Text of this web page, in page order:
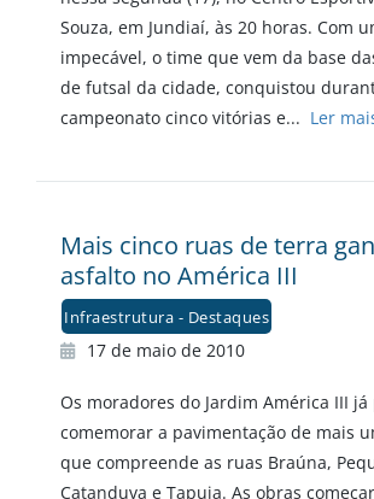
Souza, em Jundiaí, às 20 horas. Com
impecável, o time que vem da base
de futsal da cidade, conquistou
campeonato cinco vitórias e... Ler
Mais cinco ruas de terra
asfalto no América III
Infraestrutura - Destaques
17 de maio de 2010
Os moradores do Jardim América III já
comemorar a pavimentação de mais
que compreende as ruas Braúna,
Catanduva e Tapuia. As obras